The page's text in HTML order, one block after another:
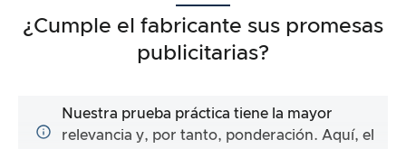
¿Cumple el fabricante sus promesas
publicitarias?
Nuestra prueba práctica tiene la mayor
relevancia y, por tanto, ponderación. Aquí, el